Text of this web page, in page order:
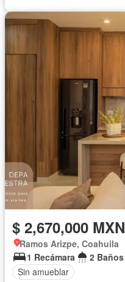
$ 2,670,000 MXN
Ramos Arizpe, Coahuila
1 Recámara
2 Baños
Sin amueblar